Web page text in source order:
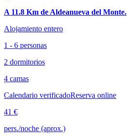
A 11.8 Km de Aldeanueva del Monte.
Alojamiento entero
1 - 6 personas
2 dormitorios
4 camas
Calendario verificadoReserva online
41 €
pers./noche (aprox.)